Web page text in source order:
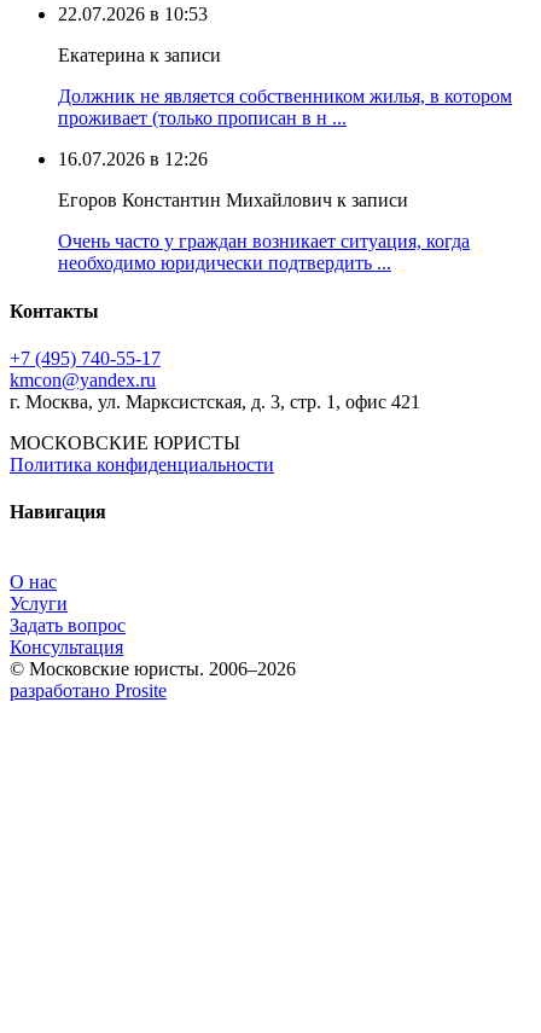
22.07.2026 в 10:53
Екатерина к записи
Должник не является собственником жилья, в котором
проживает (только прописан в н ...
16.07.2026 в 12:26
Егоров Константин Михайлович к записи
Очень часто у граждан возникает ситуация, когда
необходимо юридически подтвердить ...
Контакты
+7 (495) 740‑55‑17
kmcon@yandex.ru
г. Москва, ул. Марксистская, д. 3, стр. 1, офис 421
МОСКОВСКИЕ ЮРИСТЫ
Политика конфиденциальности
Навигация
О нас
Услуги
Задать вопрос
Консультация
© Московские юристы. 2006–2026
разработано Prosite